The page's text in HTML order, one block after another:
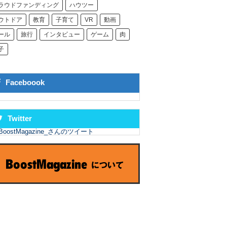
ウドファンディング ハウツー
トドア 教育 子育て VR 動画
ル 旅行 インタビュー ゲーム 肉
Faceboook
Twitter
さんのツイート